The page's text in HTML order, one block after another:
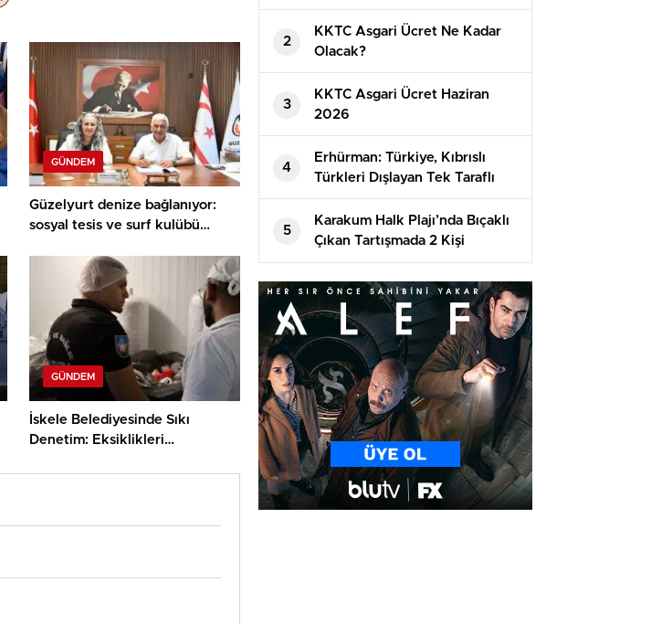
GÜNDEM
Güzelyurt denize bağlanıyor:
sosyal tesis ve surf kulübü
imzalandı
GÜNDEM
İskele Belediyesinde Sıkı
Denetim: Eksiklikleri
Güvenlik Kurulu’nu Topladı
2
KKTC Asgari Ücret Ne Kadar
Olacak?
3
⁠KKTC Asgari Ücret Haziran
2026
4
Erhürman: Türkiye, Kıbrıslı
Türkleri Dışlayan Tek Taraflı
Girişimlere İzin Vermeyecek
5
Karakum Halk Plajı’nda Bıçaklı
Çıkan Tartışmada 2 Kişi
Tutuklandı